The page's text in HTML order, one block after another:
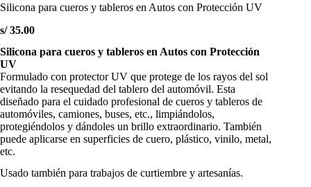
Silicona para cueros y tableros en Autos con Protección UV
s/35.00
Silicona para cueros y tableros en Autos con Protección
UV
Formulado con protector UV que protege de los rayos del sol
evitando la resequedad del tablero del automóvil. Esta
diseñado para el cuidado profesional de cueros y tableros de
automóviles, camiones, buses, etc., limpiándolos,
protegiéndolos y dándoles un brillo extraordinario. También
puede aplicarse en superficies de cuero, plástico, vinilo, metal,
etc.
Usado también para trabajos de curtiembre y artesanías.